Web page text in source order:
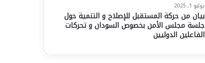
يوليو 1, 2025
بيان من حركة المستقبل للإصلاح و التنمية حول
جلسة مجلس الأمن بخصوص السودان و تحركات
الفاعلين الدوليين